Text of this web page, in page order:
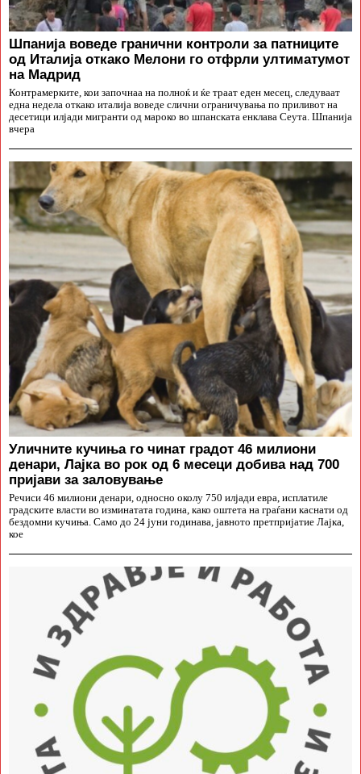
Шпанија воведе гранични контроли за патниците
од Италија откако Мелони го отфрли ултиматумот
на Мадрид
Контрамерките, кои започнаа на полноќ и ќе траат еден месец, следуваат
една недела откако италија воведе слични ограничувања по приливот на
десетици илјади мигранти од мароко во шпанската енклава Сеута. Шпанија
вчера
Уличните кучиња го чинат градот 46 милиони
денари, Лајка во рок од 6 месеци добива над 700
пријави за заловување
Речиси 46 милиони денари, односно околу 750 илјади евра, исплатиле
градските власти во изминатата година, како оштета на граѓани каснати од
бездомни кучиња. Само до 24 јуни годинава, јавното претпријатие Лајка,
кое